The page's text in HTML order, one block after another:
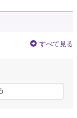
すべて見る